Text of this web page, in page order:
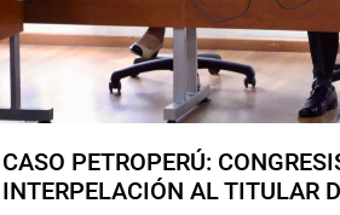
CASO PETROPERÚ:
INTERPELACIÓN AL TITULAR